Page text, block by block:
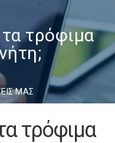
τρόφιμα
ΜΑΣ
τρόφιμα